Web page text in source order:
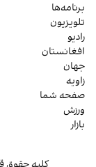
برنامه‌ها
تلویزیون
رادیو
افغانستان
جهان
زاویه
صفحه شما
ورزش
بازار